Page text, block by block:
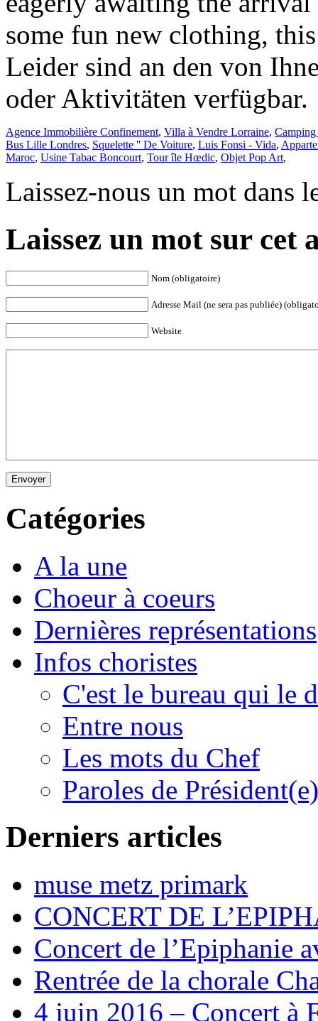
some fun new clothing,
Leider sind an den von
oder Aktivitäten verfügbar.
Agence Immobilière Confinement, Villa à Vendre Lorraine,
Bus Lille Londres, Squelette '' De Voiture, Luis Fonsi - Vida,
Maroc, Usine Tabac Boncourt, Tour île Hœdic, Objet Pop Art,
Laissez-nous un mot dans
Laissez un mot sur cet
Nom (obligatoire)
Adresse Mail (ne sera pas publiée)
Website
Envoyer
Catégories
A la une
Choeur à coeurs
Dernières représentations
Infos choristes
C'est le bureau qui le
Entre nous
Les mots du Chef
Paroles de Président(e)
Derniers articles
muse metz primark
CONCERT DE
Concert de l’Epiphanie
Rentrée de la chorale
4 juin 2016 – Concert à